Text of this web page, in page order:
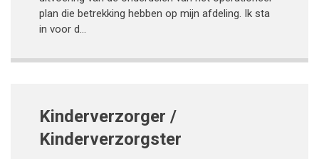
plan die betrekking hebben op mijn afdeling. Ik sta
in voor d...
Kinderverzorger /
Kinderverzorgster